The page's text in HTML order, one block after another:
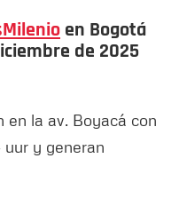
en Bogotá
de 2025
la av. Boyacá con
y generan